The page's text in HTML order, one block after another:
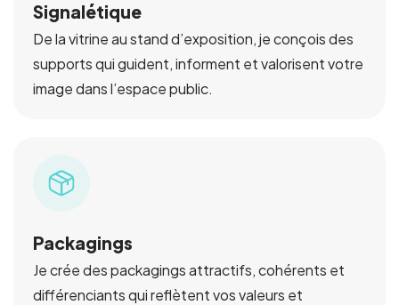
Signalétique
De la vitrine au stand d’exposition, je conçois des
supports qui guident, informent et valorisent votre
image dans l’espace public.
Packagings
Je crée des packagings attractifs, cohérents et
différenciants qui reflètent vos valeurs et